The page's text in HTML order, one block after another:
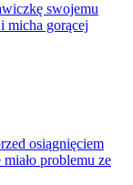
swojemu
micha gorącej
osiągnięciem
problemu ze